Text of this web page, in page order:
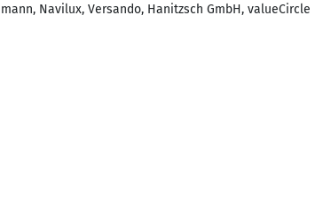
Navilux, Versando, Hanitzsch GmbH, valueCircle